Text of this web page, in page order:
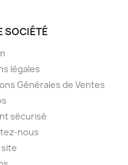
SOCIÉTÉ
légales
Générales de Ventes
sécurisé
nous
site